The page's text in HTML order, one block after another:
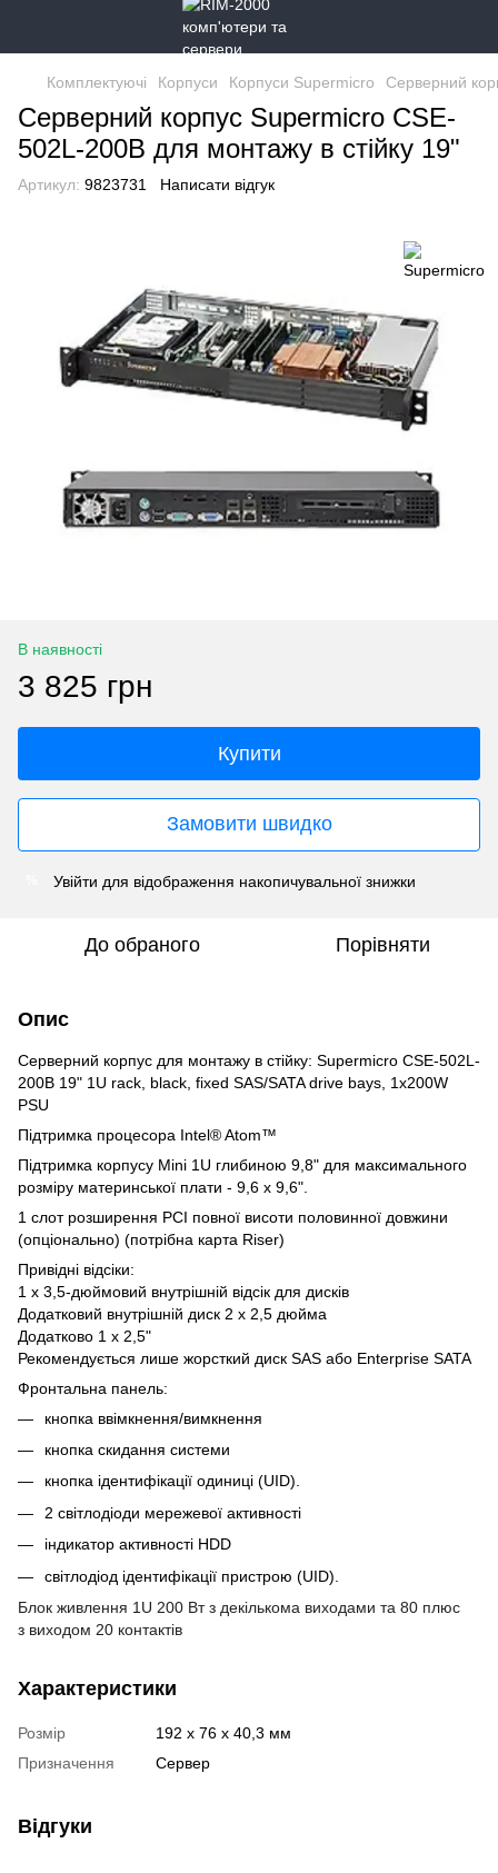
Комплектуючі Корпуси Корпуси Supermicro Серверний
Серверний корпус Supermicro CSE-
502L-200B для монтажу в стiйку 19"
Артикул: 9823731 Написати відгук
В наявності
3 825 грн
Купити
Замовити швидко
Увійти для відображення накопичувальної знижки
До обраного Порівняти
Опис
Серверний корпус для монтажу в стiйку: Supermicro CSE-502L-
200B 19" 1U rack, black, fixed SAS/SATA drive bays, 1x200W
PSU
Підтримка процесора Intel® Atom™
Підтримка корпусу Mini 1U глибиною 9,8" для максимального
розміру материнської плати - 9,6 x 9,6".
1 слот розширення PCI повної висоти половинної довжини
(опціонально) (потрібна карта Riser)
Привідні відсіки:
1 х 3,5-дюймовий внутрішній відсік для дисків
Додатковий внутрішній диск 2 x 2,5 дюйма
Додатково 1 x 2,5"
Рекомендується лише жорсткий диск SAS або Enterprise SATA
Фронтальна панель:
кнопка ввімкнення/вимкнення
кнопка скидання системи
кнопка ідентифікації одиниці (UID).
2 світлодіоди мережевої активності
індикатор активності HDD
світлодіод ідентифікації пристрою (UID).
Блок живлення 1U 200 Вт з декількома виходами та 80 плюс
з виходом 20 контактів
Характеристики
Розмір
192 x 76 x 40,3 мм
Призначення
Сервер
Відгуки